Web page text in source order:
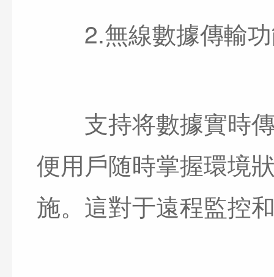
2.無線數據傳輸功
支持将數據實時傳
便用戶随時掌握環境
施。這對于遠程監控